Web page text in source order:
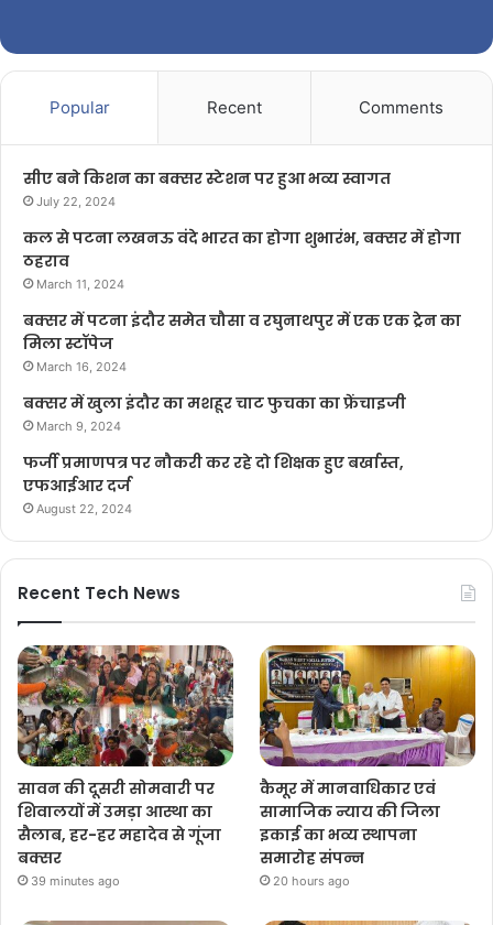
Popular Recent Comments
सीए बने किशन का बक्सर स्टेशन पर हुआ भव्य स्वागत
July 22, 2024
कल से पटना लखनऊ वंदे भारत का होगा शुभारंभ, बक्सर में होगा
ठहराव
March 11, 2024
बक्सर में पटना इंदौर समेत चौसा व रघुनाथपुर में एक एक ट्रेन का
मिला स्टॉपेज
March 16, 2024
बक्सर में खुला इंदौर का मशहूर चाट फुचका का फ्रेंचाइजी
March 9, 2024
फर्जी प्रमाणपत्र पर नौकरी कर रहे दो शिक्षक हुए बर्खास्त,
एफआईआर दर्ज
August 22, 2024
Recent Tech News
सावन की दूसरी सोमवारी पर
शिवालयों में उमड़ा आस्था का
सैलाब, हर-हर महादेव से गूंजा
बक्सर
39 minutes ago
कैमूर में मानवाधिकार एवं
सामाजिक न्याय की जिला
इकाई का भव्य स्थापना
समारोह संपन्न
20 hours ago